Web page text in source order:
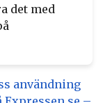
det med
användning